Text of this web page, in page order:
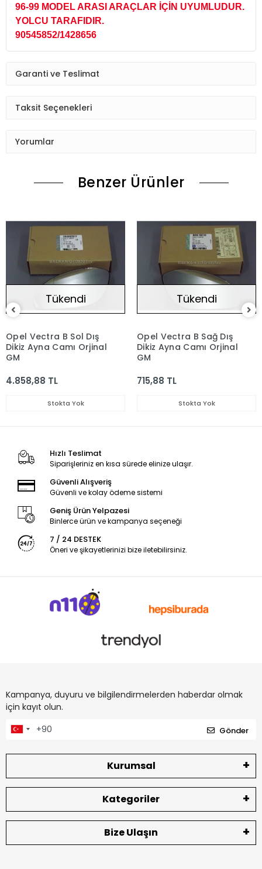
96-99 MODEL ARASI ARAÇLAR İÇİN UYUMLUDUR.
YOLCU TARAFIDIR.
90545852/1428656
Garanti ve Teslimat
Taksit Seçenekleri
Yorumlar
Benzer Ürünler
Tükendi
Opel Vectra B Sol Dış
Dikiz Ayna Camı Orjinal
GM
4.858,88 TL
Stokta Yok
Tükendi
Opel Vectra B Sağ Dış
Dikiz Ayna Camı Orjinal
GM
715,88 TL
Stokta Yok
Hızlı Teslimat
Siparişleriniz en kısa sürede elinize ulaşır.
Güvenli Alışveriş
Güvenli ve kolay ödeme sistemi
Geniş Ürün Yelpazesi
Binlerce ürün ve kampanya seçeneği
7 / 24 DESTEK
Öneri ve şikayetlerinizi bize iletebilirsiniz.
Kampanya, duyuru ve bilgilendirmelerden haberdar olmak
için kayıt olun.
Gönder
Kurumsal
Kategoriler
Bize Ulaşın